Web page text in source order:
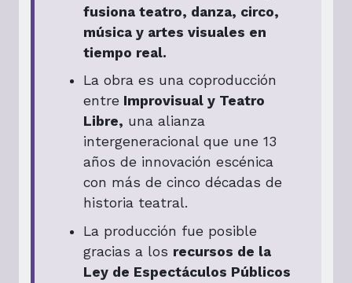
fusiona teatro, danza, circo,
música y artes visuales en
tiempo real.
La obra es una coproducción
entre Improvisual y Teatro
Libre, una alianza
intergeneracional que une 13
años de innovación escénica
con más de cinco décadas de
historia teatral.
La producción fue posible
gracias a los recursos de la
Ley de Espectáculos Públicos